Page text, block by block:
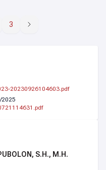
3
20230926104603.pdf
2025
S.H., M.H.